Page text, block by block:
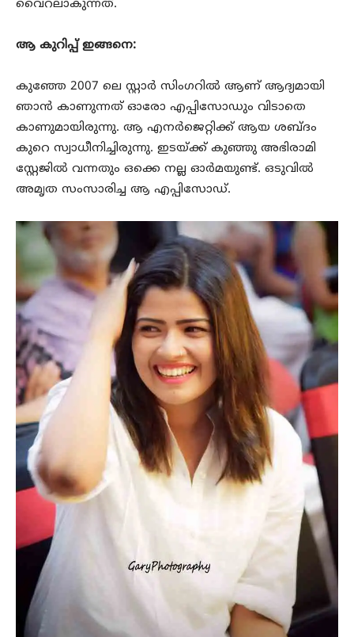
വൈറലാകുന്നത്.
ആ കുറിപ്പ് ഇങ്ങനെ:
കുഞ്ഞേ 2007 ലെ സ്റ്റാർ സിംഗറിൽ ആണ് ആദ്യമായി
ഞാൻ കാണുന്നത് ഓരോ എപ്പിസോഡും വിടാതെ
കാണുമായിരുന്നു. ആ എനർജെറ്റിക്ക് ആയ ശബ്ദം
കുറെ സ്വാധീനിച്ചിരുന്നു. ഇടയ്ക്ക് കുഞ്ഞു അഭിരാമി
സ്റ്റേജിൽ വന്നതും ഒക്കെ നല്ല ഓർമയുണ്ട്. ഒടുവിൽ
അമൃത സംസാരിച്ച ആ എപ്പിസോഡ്.